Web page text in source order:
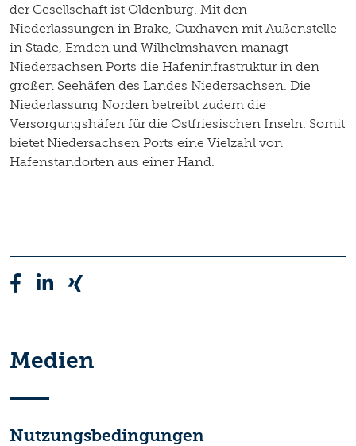
der Gesellschaft ist Oldenburg. Mit den
Niederlassungen in Brake, Cuxhaven mit Außenstelle
in Stade, Emden und Wilhelmshaven managt
Niedersachsen Ports die Hafeninfrastruktur in den
großen Seehäfen des Landes Niedersachsen. Die
Niederlassung Norden betreibt zudem die
Versorgungshäfen für die Ostfriesischen Inseln. Somit
bietet Niedersachsen Ports eine Vielzahl von
Hafenstandorten aus einer Hand.
Medien
Nutzungsbedingungen